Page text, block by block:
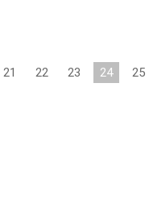
21 22 23 24 25